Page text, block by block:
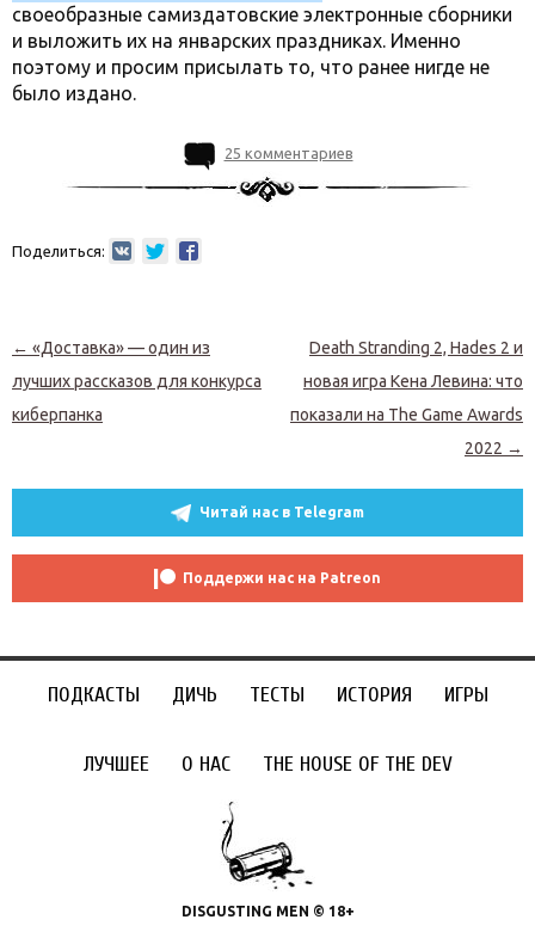
своеобразные самиздатовские электронные сборники
и выложить их на январских праздниках. Именно
поэтому и просим присылать то, что ранее нигде не
было издано.
25 комментариев
Поделиться:
Навигация по записям
← «Доставка» — один из
лучших рассказов для конкурса
киберпанка
Death Stranding 2, Hades 2 и
новая игра Кена Левина: что
показали на The Game Awards
2022 →
Читай нас в Telegram
Поддержи нас на Patreon
ПОДКАСТЫ ДИЧЬ ТЕСТЫ ИСТОРИЯ ИГРЫ
ЛУЧШЕЕ О НАС THE HOUSE OF THE DEV
DISGUSTING MEN © 18+